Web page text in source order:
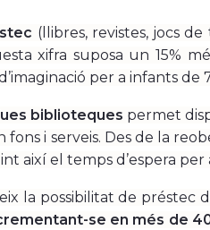
(llibres, revistes, jocs
xifra suposa un 15%
per a infants de
biblioteques permet
i serveis. Des de la
així el temps d’espera per
la possibilitat de préstec
se en més de